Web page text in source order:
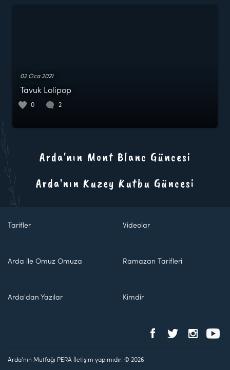
02 Oca 2021
Tavuk Lolipop
0 2
Arda'nın Mont Blanc Güncesi
Arda'nın Kuzey Kutbu Güncesi
Tarifler Videolar
Arda ile Omuz Omuza Ramazan Tarifleri
Arda'dan Yazılar Kimdir
Arda'nın Mutfağı PERA İletişim yapımıdır. © 2026